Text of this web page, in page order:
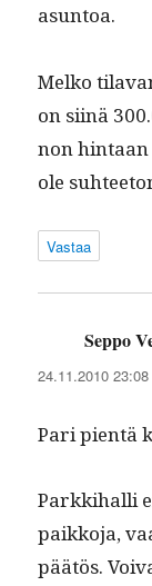
asuntoa.
Melko
on siinä
non
ole
Vastaa
Seppo
24.11.2010 23:08
Pari pien­tä
Parkki­hal­li
paikko­ja,
päätös.